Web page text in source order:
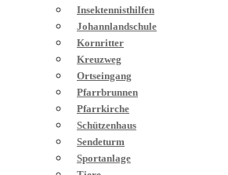
Insektennisthilfen
Johannlandschule
Kornritter
Kreuzweg
Ortseingang
Pfarrbrunnen
Pfarrkirche
Schützenhaus
Sendeturm
Sportanlage